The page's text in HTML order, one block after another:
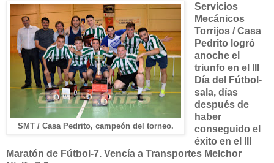
SMT / Casa Pedrito, campeón del torneo.
Servicios
Mecánicos
Torrijos / Casa
Pedrito logró
anoche el
triunfo en el III
Día del Fútbol-
sala, días
después de
haber
conseguido el
éxito en el III
Maratón de Fútbol-7. Vencía a Transportes Melchor